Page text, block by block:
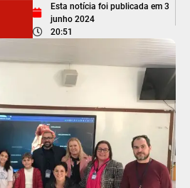
Esta notícia foi publicada em 3
junho 2024
20:51